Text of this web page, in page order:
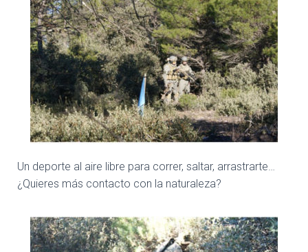
Un deporte al aire libre para correr, saltar, arrastrarte…
¿Quieres más contacto con la naturaleza?